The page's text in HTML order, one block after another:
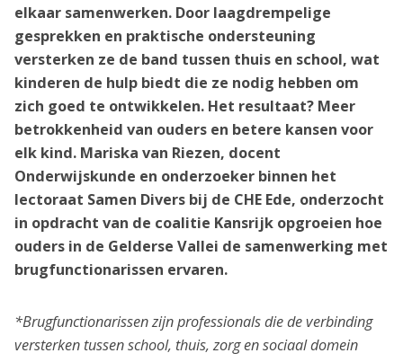
elkaar samenwerken. Door laagdrempelige
gesprekken en praktische ondersteuning
versterken ze de band tussen thuis en school, wat
kinderen de hulp biedt die ze nodig hebben om
zich goed te ontwikkelen. Het resultaat? Meer
betrokkenheid van ouders en betere kansen voor
elk kind. Mariska van Riezen, docent
Onderwijskunde en onderzoeker binnen het
lectoraat Samen Divers bij de CHE Ede, onderzocht
in opdracht van de coalitie Kansrijk opgroeien hoe
ouders in de Gelderse Vallei de samenwerking met
brugfunctionarissen ervaren.
*Brugfunctionarissen zijn professionals die de verbinding
versterken tussen school, thuis, zorg en sociaal domein